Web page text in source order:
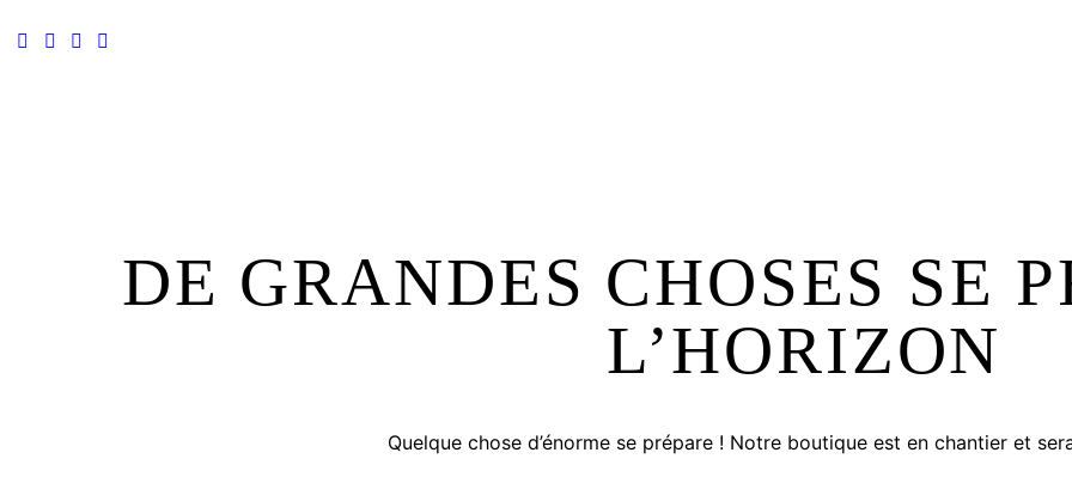
DE GRANDES CHOSES SE
L’HORIZON
Quelque chose d’énorme se prépare ! Notre boutique est en chantier et